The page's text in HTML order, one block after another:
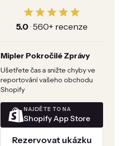
5.0 ·560+ recenze
Mipler Pokročilé Zprávy
Ušetřete čas a snižte chyby ve
reportování vašeho obchodu
Shopify
NAJDĚTE TO NA
Shopify App Store
Rezervovat ukázku